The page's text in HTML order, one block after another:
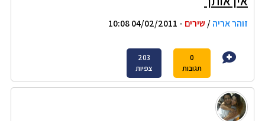
זוהר אריה/ שירים - 04/02/2011 10:08
0
תגובות
203
צפיות